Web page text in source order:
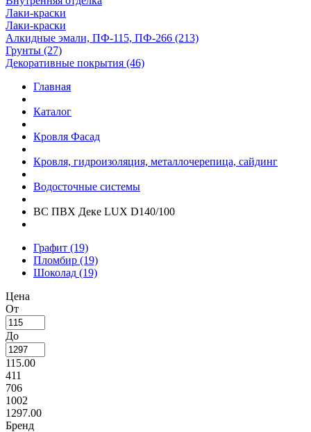
Лаки-краски
Лаки-краски
Алкидные эмали, ПФ-115, ПФ-266 (213)
Грунты (27)
Декоративные покрытия (46)
Главная
Каталог
Кровля Фасад
Кровля, гидроизоляция, металлочерепица, сайдинг
Водосточные системы
ВС ПВХ Деке LUX D140/100
Графит (19)
Пломбир (19)
Шоколад (19)
Цена
От
До
115.00
411
706
1002
1297.00
Бренд